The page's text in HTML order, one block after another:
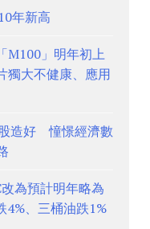
年新高
M100」明年初上
大不健康、應用
造好 憧憬經濟數
為預計明年略為
4%、三桶油跌1%